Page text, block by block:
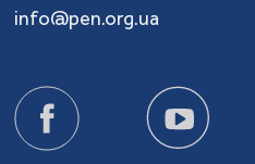
info@pen.org.ua